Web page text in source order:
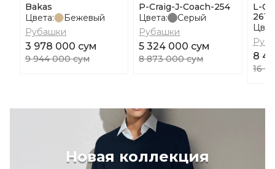
Bakas
Цвета:
Бежевый
Рубашки
3 978 000 сум
9 944 000 сум
P-Craig-J-Coach-254
Цвета:
Серый
Рубашки
5 324 000 сум
8 873 000 сум
L-
261
8
16
Новая коллекция